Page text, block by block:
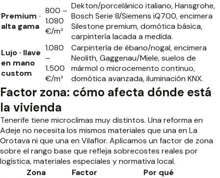
Premium ·
alta gama
800 –
1.080
€/m²
Dekton/porcelánico italiano, Hansgrohe,
Bosch Serie 8/Siemens iQ700, encimera
Silestone premium, domótica básica,
carpintería lacada a medida.
Lujo · llave
en mano
custom
1.080
–
1.500
€/m²
Carpintería de ébano/nogal, encimera
Neolith, Gaggenau/Miele, suelos de
mármol o microcemento continuo,
domótica avanzada, iluminación KNX.
Factor zona: cómo afecta dónde está
la vivienda
Tenerife tiene microclimas muy distintos. Una reforma en
Adeje no necesita los mismos materiales que una en La
Orotava ni que una en Vilaflor. Aplicamos un factor de zona
sobre el rango base que refleja sobrecostes reales por
logística, materiales especiales y normativa local.
Zona
Factor
Por qué